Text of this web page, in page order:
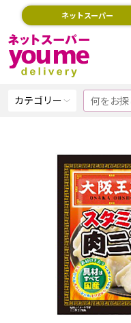
ネットスーパー
カテゴリー